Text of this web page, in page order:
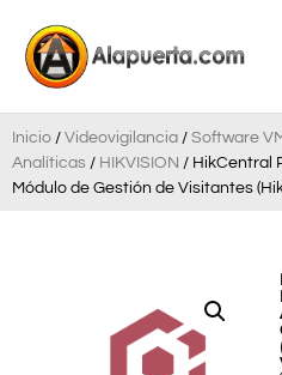
Inicio / Videovigilancia / Software
Analíticas / HIKVISION / HikCentral
Módulo de Gestión de Visitantes